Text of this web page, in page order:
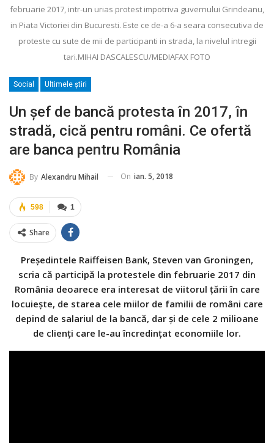
februarie 2017, intr-un urias protest impotriva guvernului Grindeanu,
in Piata Victoriei din Bucuresti. Este ce de-a 6-a seara consecutiva de
proteste cu sute de mii de participanti in strada, la nivelul intregii
tari.MIHAI DASCALESCU/MEDIAFAX FOTO
Social Ultimele ştiri
Un șef de bancă protesta în 2017, în
stradă, cică pentru români. Ce ofertă
are banca pentru România
By Alexandru Mihail On ian. 5, 2018
1
598
Share
Președintele Raiffeisen Bank, Steven van Groningen,
scria că participă la protestele din februarie 2017 din
România deoarece era interesat de viitorul țării în care
locuiește, de starea cele miilor de familii de români care
depind de salariul de la bancă, dar și de cele 2 milioane
de clienți care le-au încredințat economiile lor.